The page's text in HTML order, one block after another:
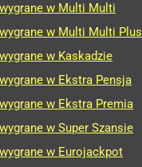
w Multi Multi
w Multi Multi Plus
w Kaskadzie
w Ekstra Pensja
w Ekstra Premia
w Super Szansie
w Eurojackpot